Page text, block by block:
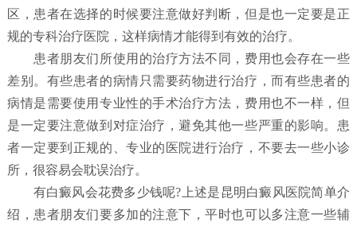
区，患者在选择的时候要注意做好判断，但是也一定要是正
规的专科治疗医院，这样病情才能得到有效的治疗。
患者朋友们所使用的治疗方法不同，费用也会存在一些
差别。有些患者的病情只需要药物进行治疗，而有些患者的
病情是需要使用专业性的手术治疗方法，费用也不一样，但
是一定要注意做到对症治疗，避免其他一些严重的影响。患
者一定要到正规的、专业的医院进行治疗，不要去一些小诊
所，很容易会耽误治疗。
有白癜风会花费多少钱呢?上述是昆明白癜风医院简单介
绍，患者朋友们要多加的注意下，平时也可以多注意一些辅